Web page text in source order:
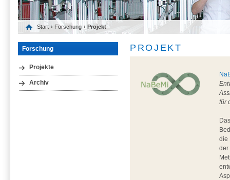
Start › Forschung › Projekt
Forschung
Projekte
Archiv
PROJEKT
für
die
der